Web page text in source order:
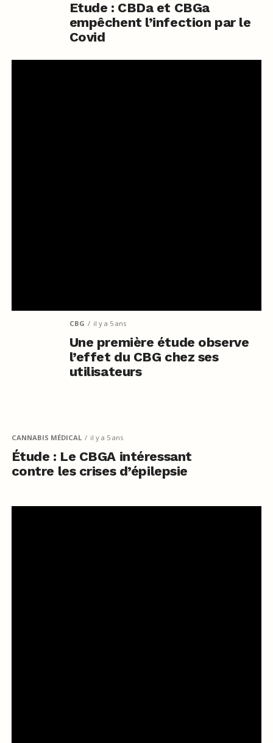
Etude : CBDa et CBGa
empêchent l’infection par le
Covid
CBG il y a 5 ans
Une première étude observe
l’effet du CBG chez ses
utilisateurs
CANNABIS MÉDICAL il y a 5 ans
Étude : Le CBGA intéressant
contre les crises d’épilepsie